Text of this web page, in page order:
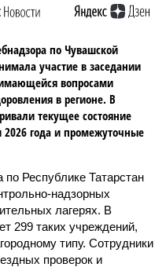
по Чувашской
участие в заседании
вопросами
в регионе. В
текущее состояние
года и промежуточные
Республике Татарстан
надзорных
лагерях. В
299 таких учреждений,
типу. Сотрудники
проверок и